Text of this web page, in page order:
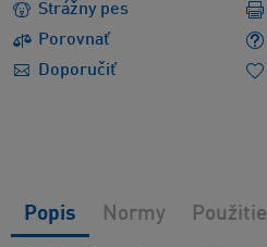
Strážny pes
Porovnať
Doporučiť
Popis Normy Použitie